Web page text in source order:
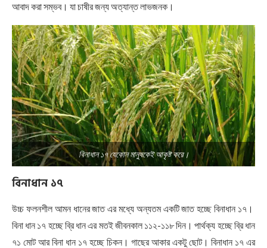
আবাদ করা সম্ভব। যা চাষীর জন্য অত্যান্ত লাভজনক।
বিনাধান ১৭ যেকোন মানুষকেই আকৃষ্ট করে।
বিনাধান ১৭
উচ্চ ফলনশীল আমন ধানের জাত এর মধ্যে অন্যতম একটি জাত হচ্ছে বিনাধান ১৭।
বিনা ধান ১৭ হচ্ছে ব্রি ধান এর মতই জীবনকাল ১১২-১১৮ দিন। পার্থক্য হচ্ছে ব্রি ধান
৭১ মোট আর বিনা ধান ১৭ হচ্ছে চিকন। গাছের আকার একটু ছোট। বিনাধান ১৭ এর